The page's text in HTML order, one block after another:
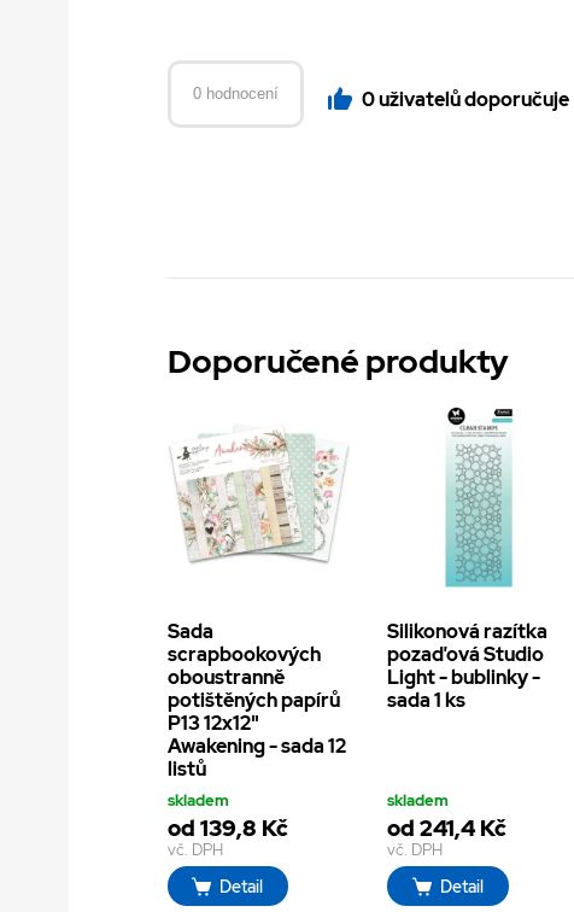
0 hodnocení 0 uživatelů doporučuje
Doporučené produkty
Sada
scrapbookových
oboustranně
potištěných papírů
P13 12x12"
Awakening - sada 12
listů
skladem
od 139,8 Kč
vč. DPH
Detail
Silikonová razítka
pozaďová Studio
Light - bublinky -
sada 1 ks
skladem
od 241,4 Kč
vč. DPH
Detail